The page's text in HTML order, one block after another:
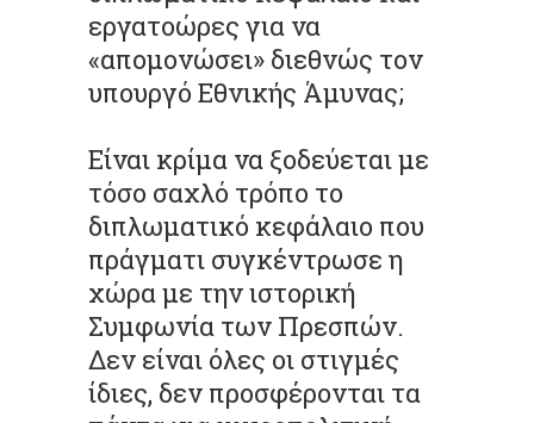
εργατοώρες για να
«απομονώσει» διεθνώς τον
υπουργό Εθνικής Άμυνας;
Είναι κρίμα να ξοδεύεται με
τόσο σαχλό τρόπο το
διπλωματικό κεφάλαιο που
πράγματι συγκέντρωσε η
χώρα με την ιστορική
Συμφωνία των Πρεσπών.
Δεν είναι όλες οι στιγμές
ίδιες, δεν προσφέρονται τα